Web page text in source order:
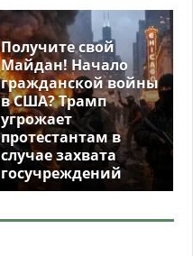
Получите свой
Майдан! Начало
гражданской войны
в США? Трамп
угрожает
протестантам в
случае захвата
госучреждений